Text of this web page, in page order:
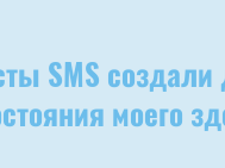
SMS
моего